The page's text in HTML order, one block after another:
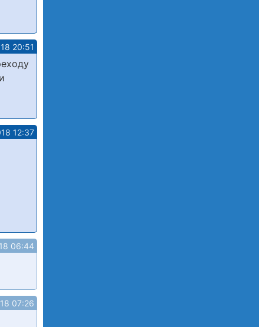
20:51
12:37
06:44
07:26